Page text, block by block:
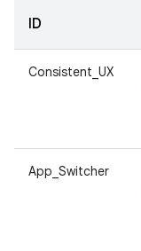
ID
Consistent_UX
App_Switcher